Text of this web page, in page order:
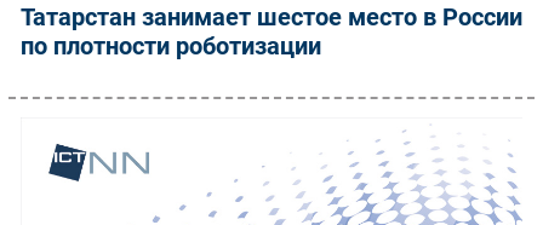
Татарстан занимает шестое место в России
по плотности роботизации